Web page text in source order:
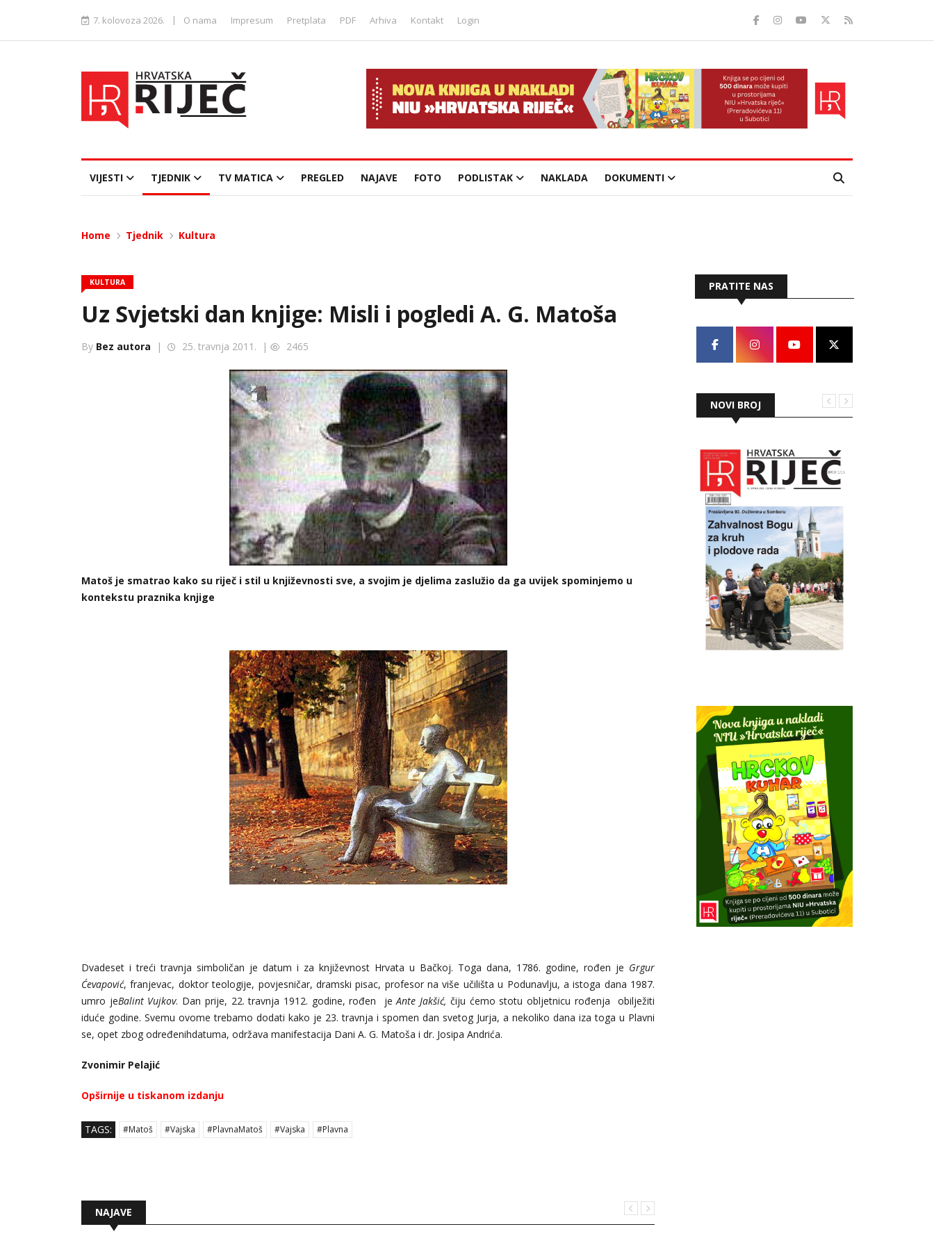
7. kolovoza 2026. | O nama Impresum Pretplata PDF Arhiva Kontakt Login
VIJESTI TJEDNIK TV MATICA PREGLED NAJAVE FOTO PODLISTAK NAKLADA DOKUMENTI
Home Tjednik Kultura
KULTURA
Uz Svjetski dan knjige: Misli i pogledi A. G. Matoša
By Bez autora | 25. travnja 2011. | 2465
Matoš je smatrao kako su riječ i stil u književnosti sve, a svojim je djelima zaslužio da ga uvijek spominjemo u
kontekstu praznika knjige
Dvadeset i treći travnja simboličan je datum i za književnost Hrvata u Bačkoj. Toga dana, 1786. godine, rođen je Grgur
Ćevapović, franjevac, doktor teologije, povjesničar, dramski pisac, profesor na više učilišta u Podunavlju, a istoga dana 1987.
umro jeBalint Vujkov. Dan prije, 22. travnja 1912. godine, rođen jeAnte Jakšić, čiju ćemo stotu obljetnicu rođenja obilježiti
iduće godine. Svemu ovome trebamo dodati kako je 23. travnja i spomen dan svetog Jurja, a nekoliko dana iza toga u Plavni
se, opet zbog određenihdatuma, održava manifestacija Dani A. G. Matoša i dr. Josipa Andrića.
Zvonimir Pelajić
Opširnije u tiskanom izdanju
TAGS: #Matoš #Vajska #PlavnaMatoš #Vajska #Plavna
NAJAVE
PRATITE NAS
NOVI BROJ